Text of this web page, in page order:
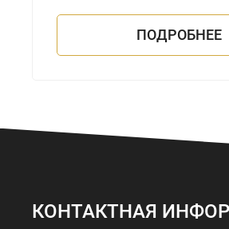
ПОДРОБНЕЕ
КОНТАКТНАЯ